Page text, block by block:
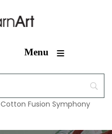
Menu ≡
Cotton Fusion Symphony